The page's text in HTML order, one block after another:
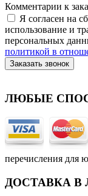
Комментарии к
Я согласен на
использование и
персональных
политикой в
Заказать звонок
ЛЮБЫЕ
перечисления для
ДОСТАВКА